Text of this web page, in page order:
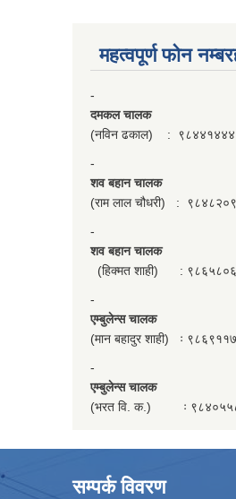
महत्वपूर्ण फाेन
-
दमकल चालक
(नविन ढकाल) :
-
शव बहान चालक
(राम लाल चौधरी) :
-
शव बहान चालक
(हिक्मत शाही) :
-
एम्बुलेन्स चालक
(मान बहादुर शाही) ः
-
एम्बुलेन्स चालक
(भरत वि. क.) ः
सम्पर्क विवरण